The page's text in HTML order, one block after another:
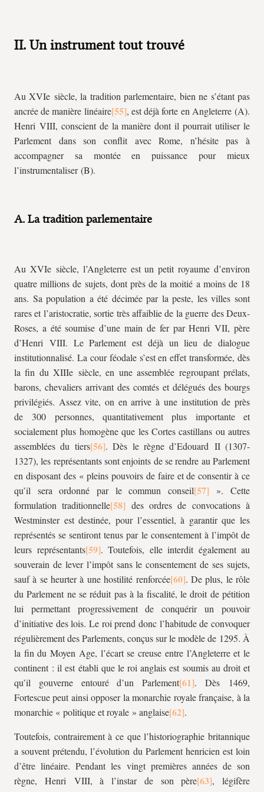
II. Un instrument tout trouvé
Au XVIe siècle, la tradition parlementaire, bien ne s’étant pas
ancrée de manière linéaire
, est déjà forte en Angleterre (A).
Henri VIII, conscient de la manière dont il pourrait utiliser le
Parlement dans son conflit avec Rome, n’hésite pas à
accompagner sa montée en puissance pour mieux
l’instrumentaliser (B).
A. La tradition parlementaire
Au XVIe siècle, l’Angleterre est un petit royaume d’environ
quatre millions de sujets, dont près de la moitié a moins de 18
ans. Sa population a été décimée par la peste, les villes sont
rares et l’aristocratie, sortie très affaiblie de la guerre des Deux-
Roses, a été soumise d’une main de fer par Henri VII, père
d’Henri VIII. Le Parlement est déjà un lieu de dialogue
institutionnalisé. La cour féodale s’est en effet transformée, dès
la fin du XIIIe siècle, en une assemblée regroupant prélats,
barons, chevaliers arrivant des comtés et délégués des bourgs
privilégiés. Assez vite, on en arrive à une institution de près
de 300 personnes, quantitativement plus importante et
socialement plus homogène que les Cortes castillans ou autres
assemblées du tiers
. Dès le règne d’Edouard II (1307-
1327), les représentants sont enjoints de se rendre au Parlement
en disposant des « pleins pouvoirs de faire et de consentir à ce
qu’il sera ordonné par le commun conseil
». Cette
formulation traditionnelle
des ordres de convocations à
Westminster est destinée, pour l’essentiel, à garantir que les
représentés se sentiront tenus par le consentement à l’impôt de
leurs représentants
. Toutefois, elle interdit également au
souverain de lever l’impôt sans le consentement de ses sujets,
sauf à se heurter à une hostilité renforcée
. De plus, le rôle
du Parlement ne se réduit pas à la fiscalité, le droit de pétition
lui permettant progressivement de conquérir un pouvoir
d’initiative des lois. Le roi prend donc l’habitude de convoquer
régulièrement des Parlements, conçus sur le modèle de 1295. À
la fin du Moyen Age, l’écart se creuse entre l’Angleterre et le
continent : il est établi que le roi anglais est soumis au droit et
qu’il gouverne entouré d’un Parlement
. Dès 1469,
Fortescue peut ainsi opposer la monarchie royale française, à la
monarchie « politique et royale » anglaise
.
Toutefois, contrairement à ce que l’historiographie britannique
a souvent prétendu, l’évolution du Parlement henricien est loin
d’être linéaire. Pendant les vingt premières années de son
règne, Henri VIII, à l’instar de son père
, légifère